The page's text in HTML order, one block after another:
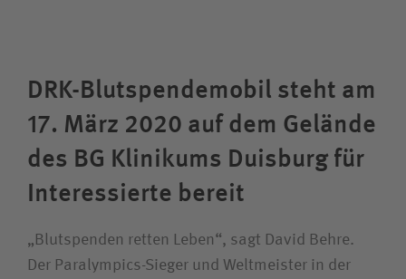
DRK-Blutspendemobil steht am
17. März 2020 auf dem Gelände
des BG Klinikums Duisburg für
Interessierte bereit
„Blutspenden retten Leben“, sagt David Behre.
Der Paralympics-Sieger und Weltmeister in der